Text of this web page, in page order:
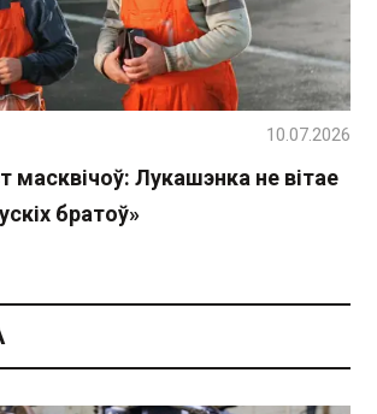
масквічоў: Лукашэнка не вітае
братоў»
10.07.2026